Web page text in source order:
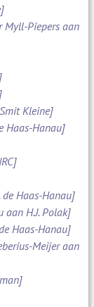
Myll-Piepers aan
Kleine]
Haas-Hanau]
Haas-Hanau]
aan H.J. Polak]
Haas-Hanau]
Meijer aan